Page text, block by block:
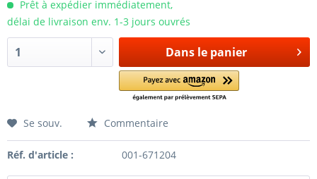
Prêt à expédier immédiatement,
délai de livraison env. 1-3 jours ouvrés
Dans le panier
Se souv. Commentaire
Réf. d'article : 001-671204